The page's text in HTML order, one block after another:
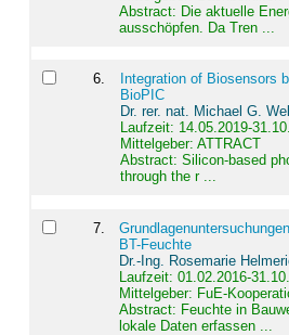
Abstract: Die aktuelle
ausschöpfen. Da Tren ...
6.
Integration of Biosensors
BioPIC
Dr. rer. nat. Michael G.
Laufzeit: 14.05.2019-
Mittelgeber: ATTRACT
Abstract: Silicon-based
through the r ...
7.
BT-Feuchte
Dr.-Ing. Rosemarie
Laufzeit: 01.02.2016-
Mittelgeber: FuE-
Abstract: Feuchte in
lokale Daten erfassen ...